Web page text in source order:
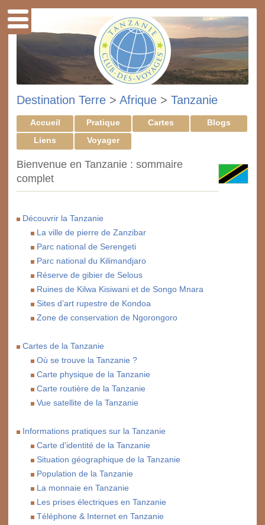
Destination Terre > Afrique > Tanzanie
Accueil Pratique Cartes
Blogs
Liens
Voyager
Bienvenue en Tanzanie : sommaire
complet
Découvrir la Tanzanie
La ville de pierre de Zanzibar
Parc national de Serengeti
Parc national du Kilimandjaro
Réserve de gibier de Selous
Ruines de Kilwa Kisiwani et de Songo Mnara
Sites d’art rupestre de Kondoa
Zone de conservation de Ngorongoro
Cartes de la Tanzanie
Où se trouve la Tanzanie ?
Carte physique de la Tanzanie
Carte routière de la Tanzanie
Vue satellite de la Tanzanie
Informations pratiques sur la Tanzanie
Carte d'identité de la Tanzanie
Situation géographique de la Tanzanie
Population de la Tanzanie
La monnaie en Tanzanie
Les prises électriques en Tanzanie
Téléphone & Internet en Tanzanie